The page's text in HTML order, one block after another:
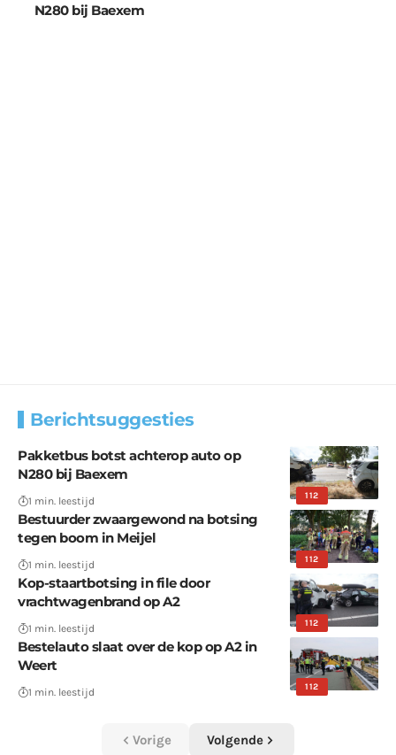
N280 bij Baexem
Berichtsuggesties
112
Pakketbus botst achterop auto op
N280 bij Baexem
1 min. leestijd
112
Bestuurder zwaargewond na botsing
tegen boom in Meijel
1 min. leestijd
112
Kop-staartbotsing in file door
vrachtwagenbrand op A2
1 min. leestijd
112
Bestelauto slaat over de kop op A2 in
Weert
1 min. leestijd
Vorige Volgende